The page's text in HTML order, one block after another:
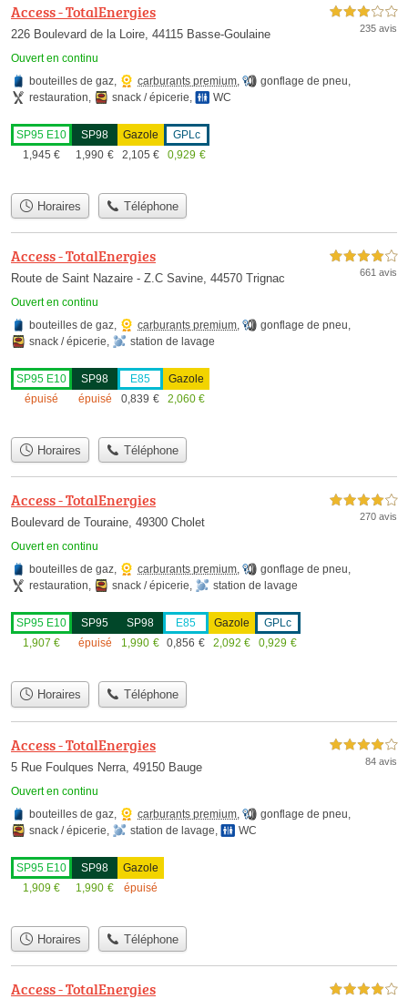
Access - TotalEnergies
226 Boulevard de la Loire, 44115 Basse-Goulaine
Ouvert en continu
3,0 étoiles sur 5
235 avis
bouteilles de gaz carburants premium gonflage de pneu
restauration
snack / épicerie WC
SP95 E10
1,945 €
SP98
1,990 €
Gazole
2,105 €
GPLc
0,929 €
Horaires Téléphone
Access - TotalEnergies
Route de Saint Nazaire - Z.C Savine, 44570 Trignac
Ouvert en continu
4,0 étoiles sur 5
661 avis
bouteilles de gaz, carburants premium, gonflage de pneu,
snack / épicerie, station de lavage
SP95 E10
épuisé
SP98
épuisé
E85
0,839 €
Gazole
2,060 €
Horaires Téléphone
Access - TotalEnergies
Boulevard de Touraine, 49300 Cholet
Ouvert en continu
4,0 étoiles sur 5
270 avis
bouteilles de gaz, carburants premium, gonflage de pneu,
restauration, snack / épicerie, station de lavage
SP95 E10
1,907 €
SP95
épuisé
SP98
1,990 €
E85
0,856 €
Gazole
2,092 €
GPLc
0,929 €
Horaires Téléphone
Access - TotalEnergies
5 Rue Foulques Nerra, 49150 Bauge
Ouvert en continu
4,0 étoiles sur 5
84 avis
bouteilles de gaz carburants premium gonflage de pneu
snack / épicerie
station de lavage WC
SP95 E10
1,909 €
SP98
1,990 €
Gazole
épuisé
Horaires Téléphone
Access - TotalEnergies 4,0 étoiles sur 5